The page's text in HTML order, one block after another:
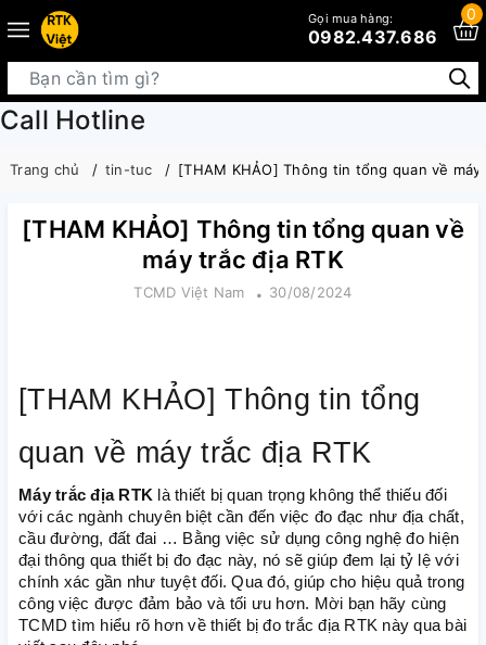
Gọi mua hàng:
0982.437.686
0
Call Hotline
Trang chủ tin-tuc [THAM KHẢO] Thông tin tổng quan về máy
[THAM KHẢO] Thông tin tổng quan về
máy trắc địa RTK
TCMD Việt Nam 30/08/2024
[THAM KHẢO] Thông tin tổng
quan về máy trắc địa RTK
Máy trắc địa RTK là thiết bị quan trọng không thể thiếu đối
với các ngành chuyên biệt cần đến việc đo đạc như địa chất,
cầu đường, đất đai … Bằng việc sử dụng công nghệ đo hiện
đại thông qua thiết bị đo đạc này, nó sẽ giúp đem lại tỷ lệ với
chính xác gần như tuyệt đối. Qua đó, giúp cho hiệu quả trong
công việc được đảm bảo và tối ưu hơn. Mời bạn hãy cùng
TCMD tìm hiểu rõ hơn về thiết bị đo trắc địa RTK này qua bài